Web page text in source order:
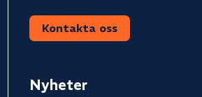
Kontakta oss
Nyheter